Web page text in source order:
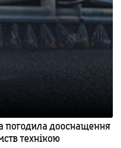
погодила дооснащення
технікою